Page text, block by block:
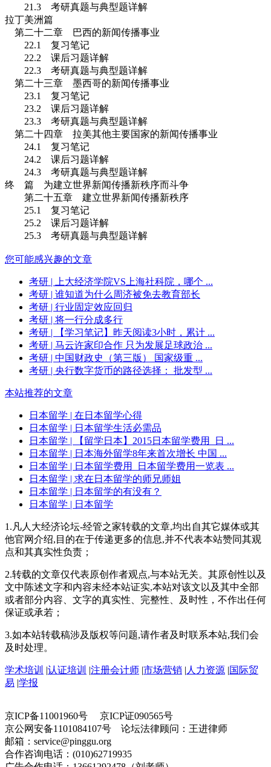
21.3 考研真题与典型题详解
拉丁美洲篇
第二十二章 巴西的新闻传播事业
22.1
复习笔记
22.2 课后习题详解
22.3 考研真题与典型题详解
第二十三章 墨西哥的新闻传播事业
23.1
复习笔记
23.2 课后习题详解
23.3 考研真题与典型题详解
第二十四章 拉美其他主要国家的新闻传播事业
24.1
复习笔记
24.2 课后习题详解
24.3 考研真题与典型题详解
终 篇 为建立世界新闻传播新秩序而斗争
第二十五章 建立世界新闻传播新秩序
25.1
复习笔记
25.2 课后习题详解
25.3 考研真题与典型题详解
您可能感兴趣的文章
考研 | 上大经济学院VS上海社科院，哪个 ...
考研 | 谁知道为什么周济被免去教育部长
考研 | 行业固定效应回归
考研 | 将一行分成多行
考研 | 【学习笔记】昨天阅读3小时，累计 ...
考研 | 马云许家印合作 只为发展足球政治 ...
考研 | 中国财政史（第三版） 国家级重 ...
考研 | 央行数字货币的路径选择： 批发型 ...
本站推荐的文章
日本留学 | 在日本留学心得
日本留学 | 日本留学生活必需品
日本留学 | 【留学日本】2015日本留学费用_日 ...
日本留学 | 日本海外留学8年来首次增长 中国 ...
日本留学 | 日本留学费用_日本留学费用一览表 ...
日本留学 | 求在日本留学的师兄师姐
日本留学 | 日本留学的有没有？
日本留学 | 日本留学
1.凡人大经济论坛-经管之家转载的文章,均出自其它媒体或其
他官网介绍,目的在于传递更多的信息,并不代表本站赞同其观
点和其真实性负责；
2.转载的文章仅代表原创作者观点,与本站无关。其原创性以及
文中陈述文字和内容未经本站证实,本站对该文以及其中全部
或者部分内容、文字的真实性、完整性、及时性，不作出任何
保证或承若；
3.如本站转载稿涉及版权等问题,请作者及时联系本站,我们会
及时处理。
学术培训 |认证培训 |注册会计师 |市场营销 | 人力资源 |国际贸
易 |学报
京ICP备11001960号 京ICP证090565号
京公网安备1101084107号 论坛法律顾问：王进律师
邮箱：service@pinggu.org
合作咨询电话：(010)62719935